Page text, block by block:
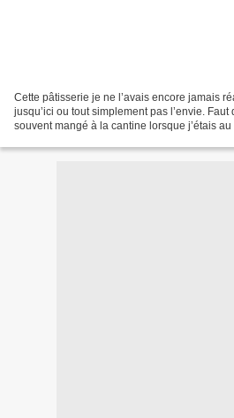
Cette pâtisserie je ne l’avais encore jamais
jusqu’ici ou tout simplement pas l’envie. Faut
souvent mangé à la cantine lorsque j’étais au